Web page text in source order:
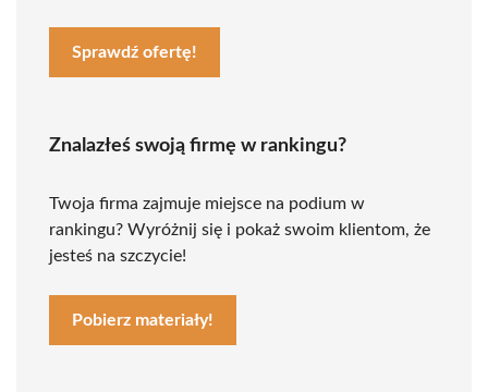
Sprawdź ofertę!
Znalazłeś swoją firmę w rankingu?
Twoja firma zajmuje miejsce na podium w
rankingu? Wyróżnij się i pokaż swoim klientom, że
jesteś na szczycie!
Pobierz materiały!